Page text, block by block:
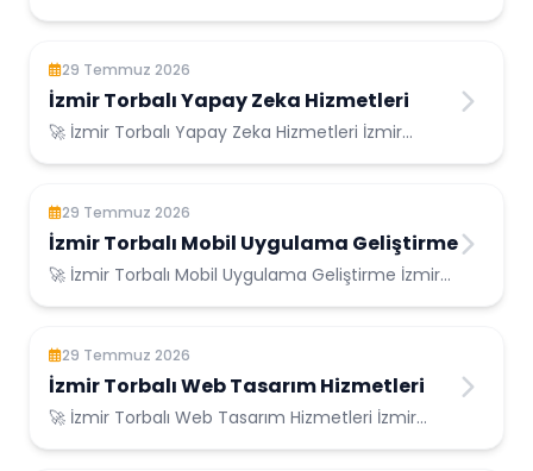
29 Temmuz 2026
İzmir Torbalı Yapay Zeka Hizmetleri
🚀 İzmir Torbalı Yapay Zeka Hizmetleri İzmir
29 Temmuz 2026
İzmir Torbalı Mobil Uygulama Geliştirme
🚀 İzmir Torbalı Mobil Uygulama Geliştirme İzmir
29 Temmuz 2026
İzmir Torbalı Web Tasarım Hizmetleri
🚀 İzmir Torbalı Web Tasarım Hizmetleri İzmir